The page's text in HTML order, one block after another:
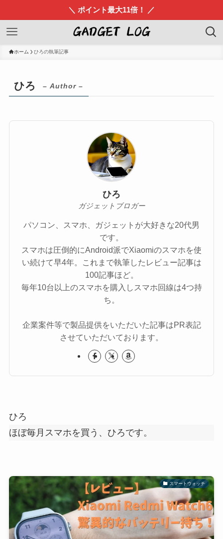
＼ ポイント最大11倍！ ／
ホーム ひろの執筆記事
ひろ – Author –
ひろ
ガジェットブロガー
パソコン、スマホ、ガジェットが大好きな20代男
です。
スマホは圧倒的にAndroid派でXiaomiのスマホを使
い続けて早4年。これまで執筆したレビュー記事は
100記事ほど。
毎年10台以上のスマホを購入しスマホ回線は4つ持
ち。
企業案件等で製品提供をいただいた記事はPR表記
させていただいております。
ひろ
ほぼ毎月スマホを買う、ひろです。
スマートウォッチ